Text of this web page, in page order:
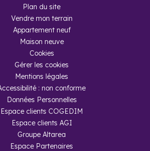
Plan du site
Vendre mon terrain
Appartement neuf
Maison neuve
Cookies
Gérer les cookies
Mentions légales
: non conforme
Données Personnelles
Espace clients COGEDIM
Espace clients AGI
Groupe Altarea
Espace Partenaires